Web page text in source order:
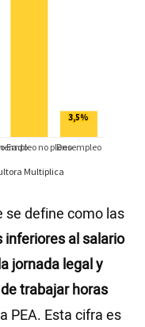
se define como las
inferiores al salario
jornada legal y
trabajar horas
PEA. Esta cifra es